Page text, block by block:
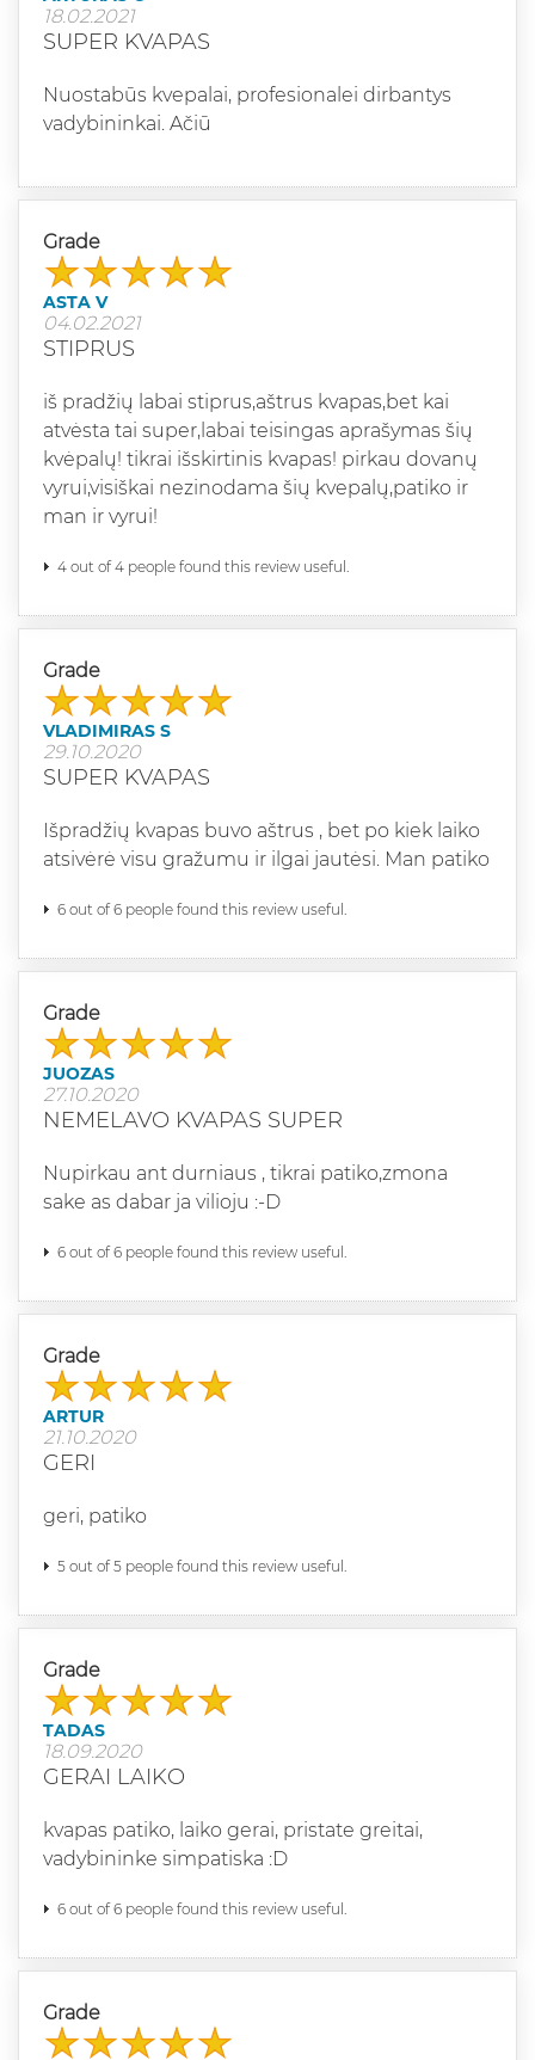
18.02.2021
SUPER KVAPAS
Nuostabūs kvepalai, profesionalei dirbantys
vadybininkai. Ačiū
Grade
ASTA V
04.02.2021
STIPRUS
iš pradžių labai stiprus,aštrus kvapas,bet kai
atvėsta tai super,labai teisingas aprašymas šių
kvėpalų! tikrai išskirtinis kvapas! pirkau dovanų
vyrui,visiškai nezinodama šių kvepalų,patiko ir
man ir vyrui!
4 out of 4 people found this review useful.
Grade
VLADIMIRAS S
29.10.2020
SUPER KVAPAS
Išpradžių kvapas buvo aštrus , bet po kiek laiko
atsivėrė visu gražumu ir ilgai jautėsi. Man patiko
6 out of 6 people found this review useful.
Grade
JUOZAS
27.10.2020
NEMELAVO KVAPAS SUPER
Nupirkau ant durniaus , tikrai patiko,zmona
sake as dabar ja vilioju :-D
6 out of 6 people found this review useful.
Grade
ARTUR
21.10.2020
GERI
geri, patiko
5 out of 5 people found this review useful.
Grade
TADAS
18.09.2020
GERAI LAIKO
kvapas patiko, laiko gerai, pristate greitai,
vadybininke simpatiska :D
6 out of 6 people found this review useful.
Grade